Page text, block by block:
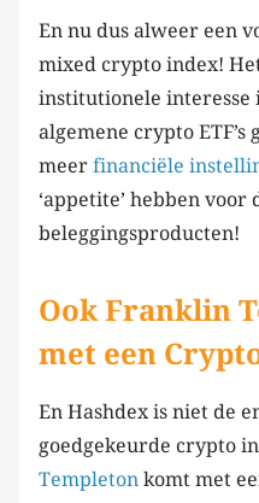
En nu dus alweer een
mixed crypto index!
institutionele interesse
algemene crypto
meer financiële
‘appetite’ hebben voor
beleggingsproducten!
Ook Franklin
met een
En Hashdex is niet de
goedgekeurde crypto
Templeton komt met